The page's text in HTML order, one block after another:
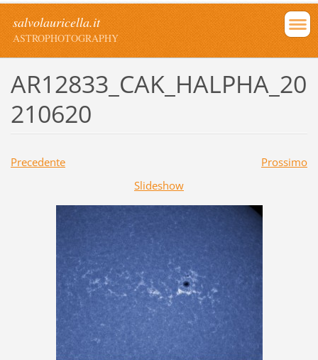
salvolauricella.it
ASTROPHOTOGRAPHY
AR12833_CAK_HALPHA_20
210620
Precedente
Prossimo
Slideshow